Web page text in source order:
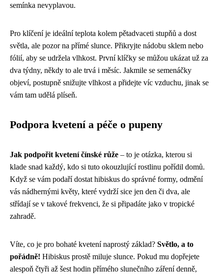
semínka nevyplavou.
Pro klíčení je ideální teplota kolem pětadvaceti stupňů a dost
světla, ale pozor na přímé slunce. Přikryjte nádobu sklem nebo
fólií, aby se udržela vlhkost. První klíčky se můžou ukázat už za
dva týdny, někdy to ale trvá i měsíc. Jakmile se semenáčky
objeví, postupně snižujte vlhkost a přidejte víc vzduchu, jinak se
vám tam udělá plíseň.
Podpora kvetení a péče o pupeny
Jak podpořit kvetení čínské růže – to je otázka, kterou si
klade snad každý, kdo si tuto okouzlující rostlinu pořídil domů.
Když se vám podaří dostat hibiskus do správné formy, odmění
vás nádhernými květy, které vydrží sice jen den či dva, ale
střídají se v takové frekvenci, že si připadáte jako v tropické
zahradě.
Víte, co je pro bohaté kvetení naprostý základ? Světlo, a to
pořádně! Hibiskus prostě miluje slunce. Pokud mu dopřejete
alespoň čtyři až šest hodin přímého slunečního záření denně,